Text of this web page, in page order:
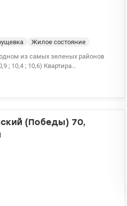
Жилое состояние
из самых зеленых районов
(Победы) 70,